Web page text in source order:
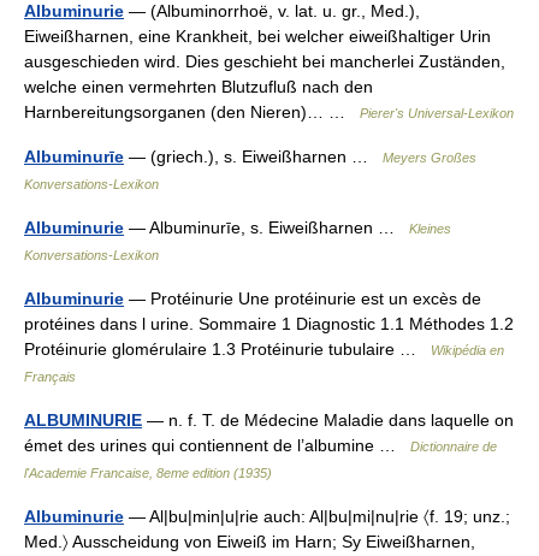
Albuminurie — (Albuminorrhoë, v. lat. u. gr., Med.),
Eiweißharnen, eine Krankheit, bei welcher eiweißhaltiger Urin
ausgeschieden wird. Dies geschieht bei mancherlei Zuständen,
welche einen vermehrten Blutzufluß nach den
Harnbereitungsorganen (den Nieren)… …
Pierer's Universal-Lexikon
Albuminurīe — (griech.), s. Eiweißharnen …
Meyers Großes
Konversations-Lexikon
Albuminurie — Albuminurīe, s. Eiweißharnen …
Kleines
Konversations-Lexikon
Albuminurie — Protéinurie Une protéinurie est un excès de
protéines dans l urine. Sommaire 1 Diagnostic 1.1 Méthodes 1.2
Protéinurie glomérulaire 1.3 Protéinurie tubulaire …
Wikipédia en
Français
ALBUMINURIE — n. f. T. de Médecine Maladie dans laquelle on
émet des urines qui contiennent de l’albumine …
Dictionnaire de
l'Academie Francaise, 8eme edition (1935)
Albuminurie — Al|bu|min|u|rie auch: Al|bu|mi|nu|rie 〈f. 19; unz.;
Med.〉 Ausscheidung von Eiweiß im Harn; Sy Eiweißharnen,